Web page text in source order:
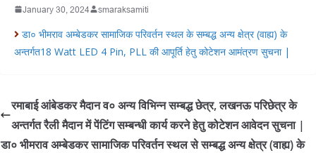
January 30, 2024 smaraksamiti
डा० भीमराव अम्बेडकर सामाजिक परिवर्तन स्थल के सम्बद्ध अन्य क्षेत्र (वाह्य) के
अन्तर्गत18 Watt LED 4 Pin, PLL की आपूर्ति हेतु कोटेशन आमंत्रण सुचना |
रमाबाई आंबेडकर मैदान व० अन्य विभिन्न सम्बद्ध छेत्र, लखनऊ परिछेत्र के
अन्तर्गत रैली मैदान में पेंटिंग सम्बन्धी कार्य करने हेतु कोटेशन आवेदन सुचना |
डा० भीमराव अम्बेडकर सामाजिक परिवर्तन स्थल से सम्बद्ध अन्य क्षेत्र (वाह्य) के